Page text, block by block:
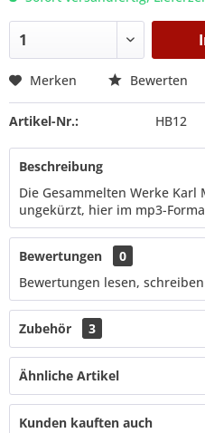
Merken Bewerten
Artikel-Nr.: HB12
Beschreibung
Die Gesammelten Werke Karl
ungekürzt, hier im mp3-
Bewertungen
0
Bewertungen lesen,
Zubehör 3
Ähnliche Artikel
Kunden kauften auch